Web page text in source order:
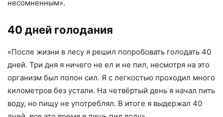
несомненным».
40 дней голодания
«После жизни в лесу я решил попробовать голодать 40
дней. Три дня я ничего не ел и не пил, несмотря на это
организм был полон сил. Я с легкостью проходил много
километров без устали. На четвёртый день я начал пить
воду, но пищу не употреблял. В итоге я выдержал 40